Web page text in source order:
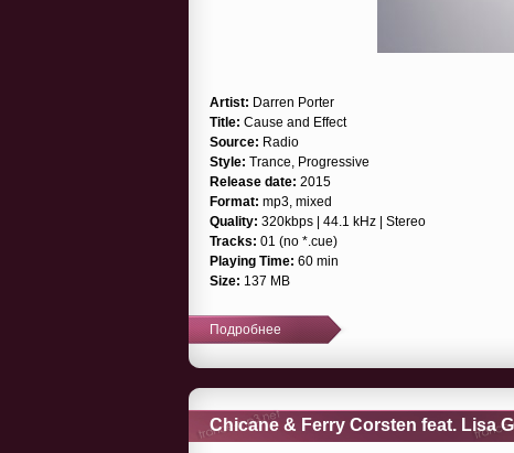
Artist: Darren Porter
Title: Cause and Effect
Source: Radio
Style: Trance, Progressive
Release date: 2015
Format: mp3, mixed
Quality: 320kbps | 44.1 kHz | Stereo
Tracks: 01 (no *.cue)
Playing Time: 60 min
Size: 137 MB
Подробнее
Chicane & Ferry Corsten feat. Lisa